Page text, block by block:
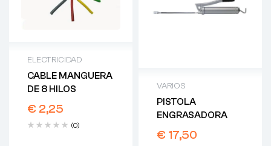
ELECTRICIDAD
CABLE MANGUERA
DE 8 HILOS
€ 2,25
(0)
VARIOS
PISTOLA
ENGRASADORA
€ 17,50